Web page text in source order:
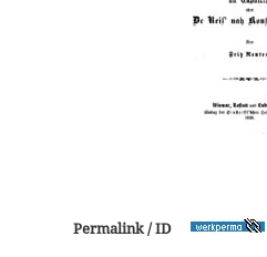
Permalink / ID